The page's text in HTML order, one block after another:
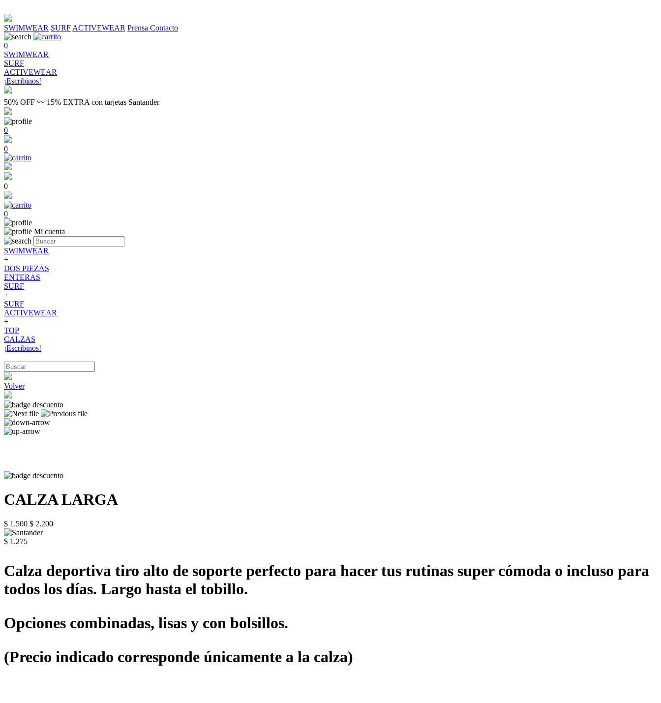
SWIMWEAR SURF ACTIVEWEAR Prensa Contacto
0
SWIMWEAR
SURF
ACTIVEWEAR
¡Escribinos!
50% OFF 〰 15% EXTRA con tarjetas Santander
0
0
0
0
Mi cuenta
SWIMWEAR
+
DOS PIEZAS
ENTERAS
SURF
+
SURF
ACTIVEWEAR
+
TOP
CALZAS
¡Escribinos!
Volver
CALZA LARGA
$ 1.500 $ 2.200
$ 1.275
Calza deportiva tiro alto de soporte perfecto para hacer tus rutinas super cómoda o incluso para
todos los días. Largo hasta el tobillo.
Opciones combinadas, lisas y con bolsillos.
(Precio indicado corresponde únicamente a la calza)